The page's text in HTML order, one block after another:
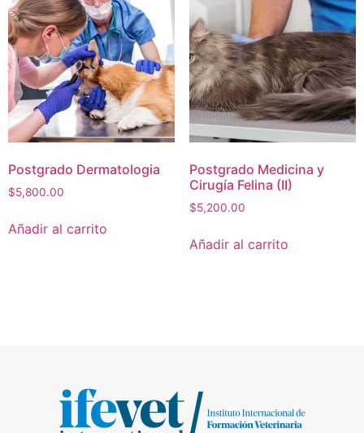
Postgrado Dermatologia
$5,800.00
Añadir al carrito
Postgrado Medicina y
Cirugía Felina (II)
$5,200.00
Añadir al carrito